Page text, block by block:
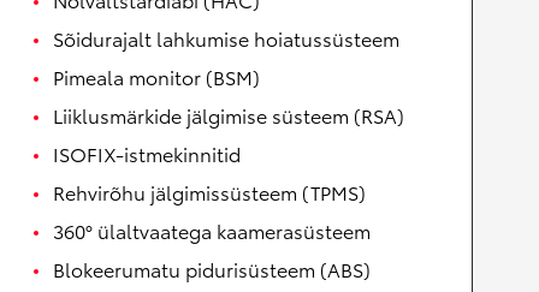
Sõidurajalt lahkumise hoiatussüsteem
Pimeala monitor (BSM)
Liiklusmärkide jälgimise süsteem (RSA)
ISOFIX-istmekinnitid
Rehvirõhu jälgimissüsteem (TPMS)
360° ülaltvaatega kaamerasüsteem
Blokeerumatu pidurisüsteem (ABS)